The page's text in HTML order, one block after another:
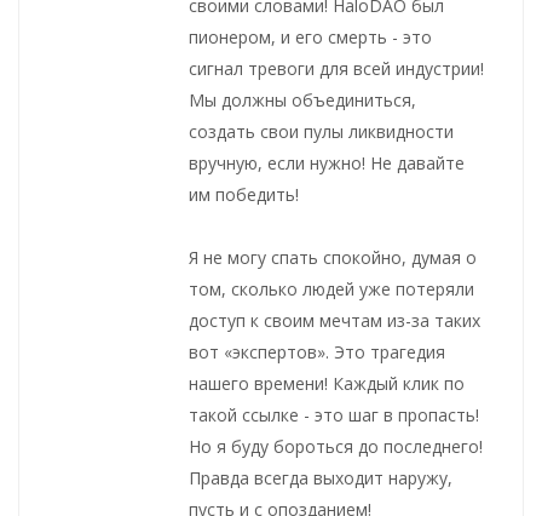
своими словами! HaloDAO был
пионером, и его смерть - это
сигнал тревоги для всей индустрии!
Мы должны объединиться,
создать свои пулы ликвидности
вручную, если нужно! Не давайте
им победить!
Я не могу спать спокойно, думая о
том, сколько людей уже потеряли
доступ к своим мечтам из-за таких
вот «экспертов». Это трагедия
нашего времени! Каждый клик по
такой ссылке - это шаг в пропасть!
Но я буду бороться до последнего!
Правда всегда выходит наружу,
пусть и с опозданием!